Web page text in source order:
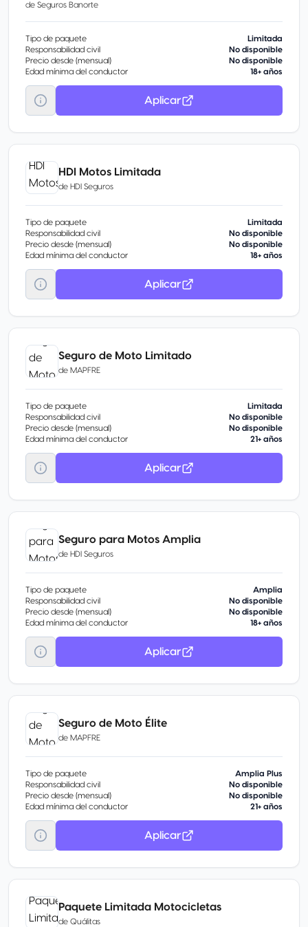
de Seguros Banorte
Tipo de paquete
Limitada
Responsabilidad civil
No disponible
Precio desde (mensual)
No disponible
Edad mínima del conductor
18+ años
Aplicar
HDI Motos Limitada
de HDI Seguros
Tipo de paquete
Limitada
Responsabilidad civil
No disponible
Precio desde (mensual)
No disponible
Edad mínima del conductor
18+ años
Aplicar
Seguro de Moto Limitado
de MAPFRE
Tipo de paquete
Limitada
Responsabilidad civil
No disponible
Precio desde (mensual)
No disponible
Edad mínima del conductor
21+ años
Aplicar
Seguro para Motos Amplia
de HDI Seguros
Tipo de paquete
Amplia
Responsabilidad civil
No disponible
Precio desde (mensual)
No disponible
Edad mínima del conductor
18+ años
Aplicar
Seguro de Moto Élite
de MAPFRE
Tipo de paquete
Amplia Plus
Responsabilidad civil
No disponible
Precio desde (mensual)
No disponible
Edad mínima del conductor
21+ años
Aplicar
Paquete Limitada Motocicletas
de Quálitas